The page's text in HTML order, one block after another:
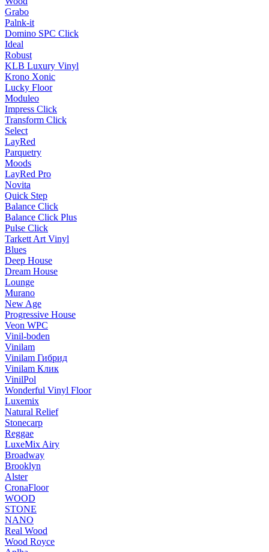
Grabo
Palnk-it
Domino SPC Click
Ideal
Robust
KLB Luxury Vinyl
Krono Xonic
Lucky Floor
Moduleo
Impress Click
Transform Click
Select
LayRed
Parquetry
Moods
LayRed Pro
Novita
Quick Step
Balance Click
Balance Click Plus
Pulse Click
Tarkett Art Vinyl
Blues
Deep House
Dream House
Lounge
Murano
New Age
Progressive House
Veon WPC
Vinil-boden
Vinilam
Vinilam Гибрид
Vinilam Клик
VinilPol
Wonderful Vinyl Floor
Luxemix
Natural Relief
Stonecarp
Reggae
LuxeMix Airy
Broadway
Brooklyn
Alster
CronaFloor
WOOD
STONE
NANO
Real Wood
Wood Royce